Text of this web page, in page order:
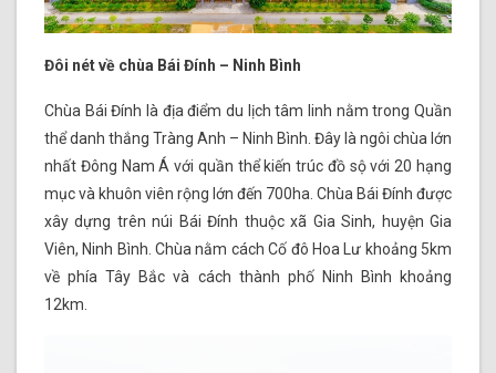
Đôi nét về chùa Bái Đính – Ninh Bình
Chùa Bái Đính là địa điểm du lịch tâm linh nằm trong Quần
thể danh thắng Tràng Anh – Ninh Bình. Đây là ngôi chùa lớn
nhất Đông Nam Á với quần thể kiến trúc đồ sộ với 20 hạng
mục và khuôn viên rộng lớn đến 700ha. Chùa Bái Đính được
xây dựng trên núi Bái Đính thuộc xã Gia Sinh, huyện Gia
Viên, Ninh Bình. Chùa nằm cách Cố đô Hoa Lư khoảng 5km
về phía Tây Bắc và cách thành phố Ninh Bình khoảng
12km.